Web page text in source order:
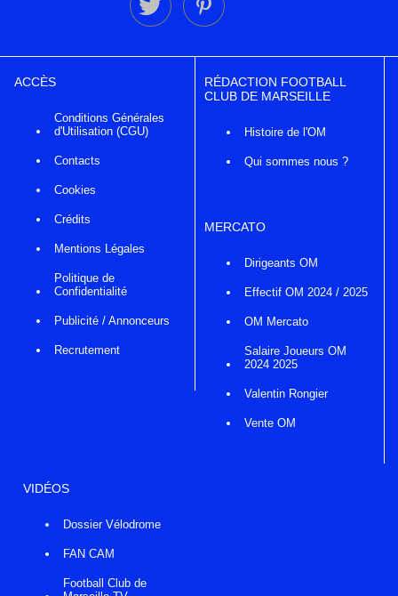
ACCÈS
Conditions Générales
d'Utilisation (CGU)
Contacts
Cookies
Crédits
Mentions Légales
Politique de
Confidentialité
Publicité / Annonceurs
Recrutement
RÉDACTION FOOTBALL
CLUB DE MARSEILLE
Histoire de l'OM
Qui sommes nous ?
MERCATO
Dirigeants OM
Effectif OM 2024 / 2025
OM Mercato
Salaire Joueurs OM
2024 2025
Valentin Rongier
Vente OM
VIDÉOS
Dossier Vélodrome
FAN CAM
Football Club de